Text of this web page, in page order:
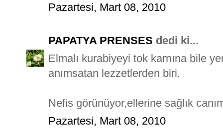
Pazartesi, Mart 08, 2010
PAPATYA PRENSES dedi ki...
Elmalı kurabiyeyi tok karnına bile
anımsatan lezzetlerden biri.
Nefis görünüyor,ellerine sağlık
Pazartesi, Mart 08, 2010